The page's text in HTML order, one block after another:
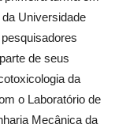
da Universidade
de seus
da
o Laboratório de
Mecânica da